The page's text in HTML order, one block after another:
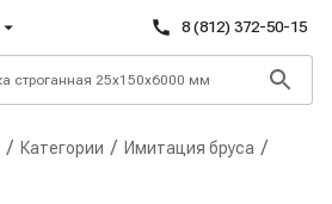
8 (812) 372-50-15
/ Категории / Имитация бруса /